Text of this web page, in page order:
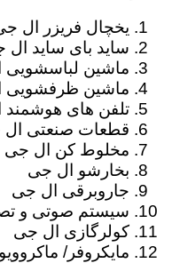
یخچال فریزر ال
ساید بای ساید ال
ماشین
ماشین ظرفشویی
تلفن های
قطعات صنعتی
مخلوط کن ال جی
بخارشو ال جی
جاروبرقی ال جی
سیستم صوتی و
کولرگازی ال جی
مایکروفر/